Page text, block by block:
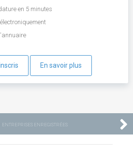
en 5 minutes
En savoir plus
ENTREPRISES ENREGISTRÉES